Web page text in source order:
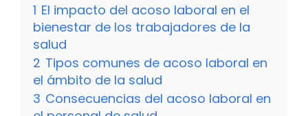
1 El impacto del acoso laboral en el
bienestar de los trabajadores de la
salud
2 Tipos comunes de acoso laboral en
el ámbito de la salud
3 Consecuencias del acoso laboral en